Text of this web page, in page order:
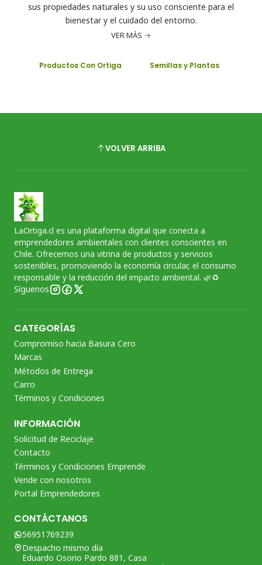
sus propiedades naturales y su uso consciente para el
bienestar y el cuidado del entorno.
VER MÁS
Productos Con Ortiga Semillas y Plantas
VOLVER ARRIBA
LaOrtiga.cl es una plataforma digital que conecta a
emprendedores ambientales con clientes conscientes en
Chile. Ofrecemos una vitrina de productos y servicios
sostenibles, promoviendo la economía circular, el consumo
responsable y la reducción del impacto ambiental. 🌿♻️
Síguenos
CATEGORÍAS
Compromiso hacia Basura Cero
Marcas
Métodos de Entrega
Carro
Términos y Condiciones
INFORMACIÓN
Solicitud de Reciclaje
Contacto
Términos y Condiciones Emprende
Vende con nosotros
Portal Emprendedores
CONTÁCTANOS
56951769239
Despacho mismo día
Eduardo Osorio Pardo 881, Casa